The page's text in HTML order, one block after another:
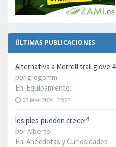
ÚLTIMAS PUBLICACIONES
Alternativa a Merrell trail glove 4
por gregomm
En: Equipamiento:
05 Mar 2024, 22:25
los pies pueden crecer?
porAlberto
En: Anécdotas y Curiosidades